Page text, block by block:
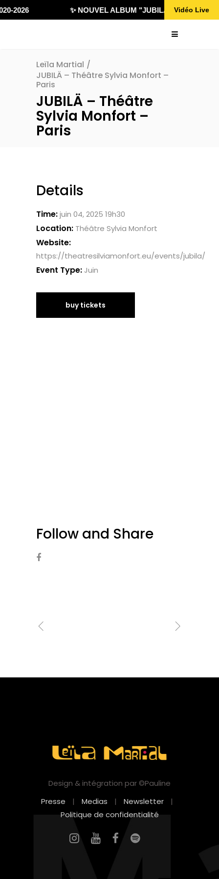
2026 ✨ NOUVEL ALBUM "JUBILÄ 432"Vidéo Live
Leïla Martial /
JUBILÄ – Théâtre Sylvia Monfort –
Paris
JUBILÄ – Théâtre
Sylvia Monfort –
Paris
Details
Time:juin 04, 2025 19h30
Location: Théâtre Sylvia Monfort
Website:
https://theatresilviamonfort.eu/events/jubila/
Event Type: Juin
buy tickets
Follow and Share
Design & intégration par ©Pauline
Presse
| Medias | Newsletter
|
Politique de confidentialité